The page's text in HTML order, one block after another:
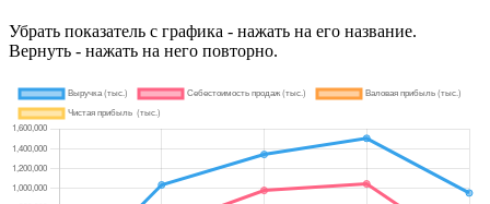
Убрать показатель с графика - нажать на его название.
Вернуть - нажать на него повторно.